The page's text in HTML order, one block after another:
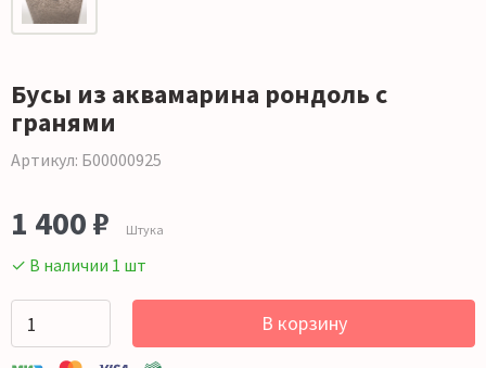
Бусы из аквамарина рондоль с
гранями
Артикул: Б00000925
1 400 ₽ Штука
✓ В наличии 1 шт
В корзину